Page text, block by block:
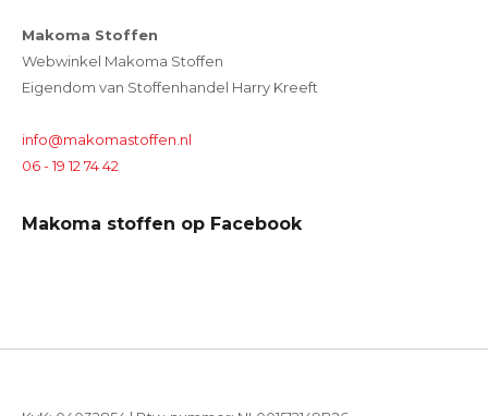
Makoma Stoffen
Webwinkel Makoma Stoffen
Eigendom van Stoffenhandel Harry Kreeft
info@makomastoffen.nl
06 - 19 12 74 42
Makoma stoffen op Facebook